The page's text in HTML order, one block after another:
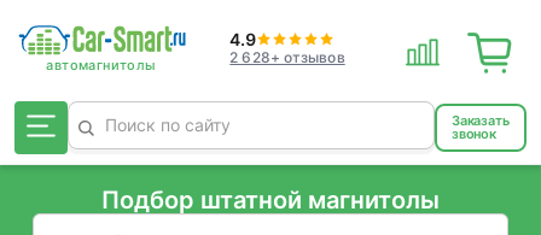
4.9
2 628+ отзывов
Заказать
звонок
Подбор штатной магнитолы